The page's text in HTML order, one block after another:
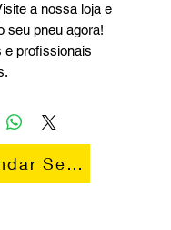
a nossa loja e
seu pneu agora!
e profissionais
Serviço